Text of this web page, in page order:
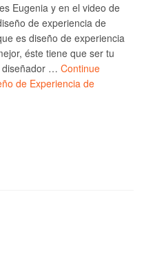
Eugenia y en el video de
de experiencia de
es diseño de experiencia
éste tiene que ser tu
diseñador … Continue
de Experiencia de